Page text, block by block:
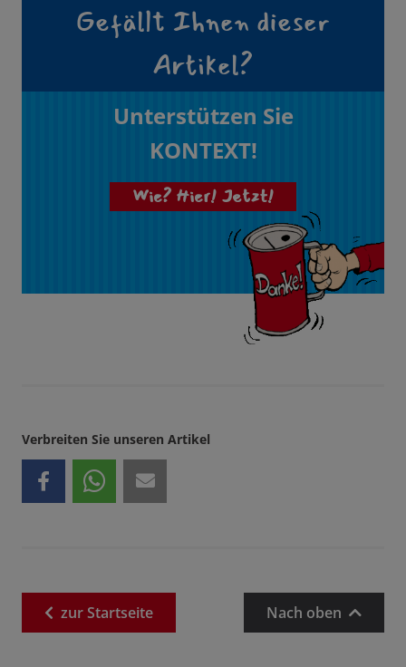
Gefällt Ihnen dieser
Artikel?
Unterstützen Sie
KONTEXT!
Wie? Hier! Jetzt!
Verbreiten Sie unseren Artikel
zurStartseite Nach oben